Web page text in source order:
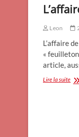
Leon
L’affaire
«
article,
Lire la suite